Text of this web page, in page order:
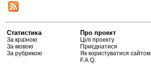
Статистика
За країною
За мовою
За рубрикою
Про проект
Цілі проекту
Приєднатися
Як користуватися сайтом
F.A.Q.